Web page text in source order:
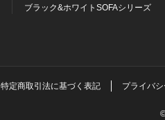
ブラック&ホワイトSOFAシリーズ
特定商取引法に基づく表記 プライバ